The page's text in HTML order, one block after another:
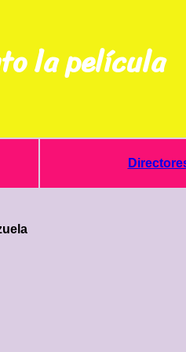
la película